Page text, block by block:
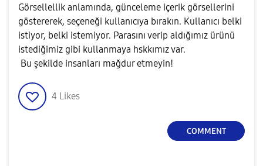
Görsellellik anlamında, günceleme içerik görsellerini
göstererek, seçeneği kullanıcıya bırakın. Kullanıcı belki
istiyor, belki istemiyor. Parasını verip aldığımız ürünü
istediğimiz gibi kullanmaya hskkımız var.
Bu şekilde insanları mağdur etmeyin!
4 Likes
COMMENT